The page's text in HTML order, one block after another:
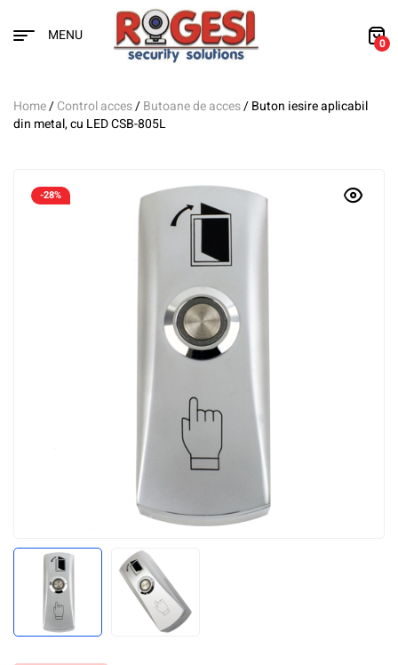
MENU 0
Home/Control acces/Butoane de acces/ Buton iesire aplicabil
din metal, cu LED CSB-805L
-28%